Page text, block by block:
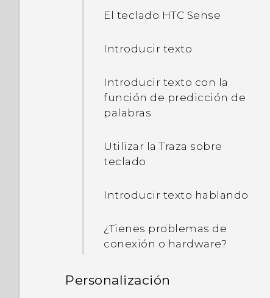
la versión HTC Sense
contraseña para descifrar
mi teléfono cuando lo
reinicio o lo enciendo?
¿Qué puedo hacer si
olvido la contraseña de mi
Bluetooth a mi ordenador.
¿Dónde se encuentran?
Me siguen preguntando si
El teclado HTC Sense
Introducir texto
Introducir texto con la
función de predicción de
palabras
Utilizar la Traza sobre
teclado
Introducir texto hablando
¿Tienes problemas de
conexión o hardware?
Personalización